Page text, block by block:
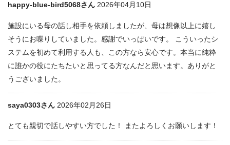
happy-blue-bird5068さん 2026年04月10日
施設にいる母の話し相手を依頼しましたが、母は想像以上に嬉し
そうにお喋りしていました。感謝でいっぱいです。 こういったシ
ステムを初めて利用する人も、この方なら安心です。本当に純粋
に誰かの役にたちたいと思ってる方なんだと思います。ありがと
うございました。
saya0303さん 2026年02月26日
とても親切で話しやすい方でした！ またよろしくお願いします！